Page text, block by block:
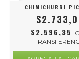
CHIMICHURRI
$2.596,35